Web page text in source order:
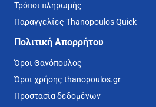
Τρόποι πληρωμής
Παραγγελίες Thanopoulos Quick
Πολιτική Απορρήτου
Όροι Θανόπουλος
Όροι χρήσης thanopoulos.gr
Προστασία δεδομένων